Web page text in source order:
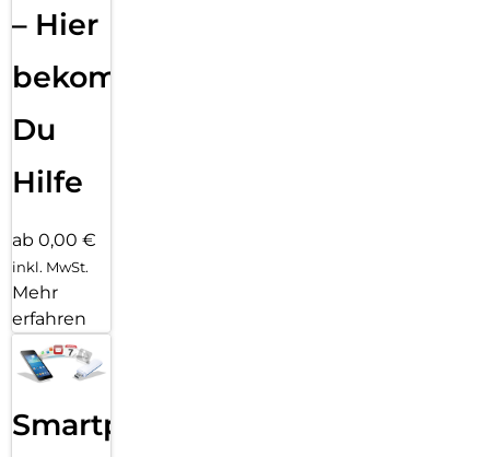
– Hier
bekommst
Du
Hilfe
ab 0,00 €
inkl. MwSt.
Mehr
erfahren
Smartphone